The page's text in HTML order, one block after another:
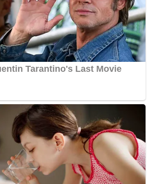
dia jatuh sungai menyebabkan saya
ke sini,” katanya.
seorang lelaki dikhuatiri
ke sungai di Pasar Bisik, Kota
Ahad.
ombak kuat Dan laut bergelora
operasi pencarian
disambung semalam dan hari ini.
jatuh sungai lemas